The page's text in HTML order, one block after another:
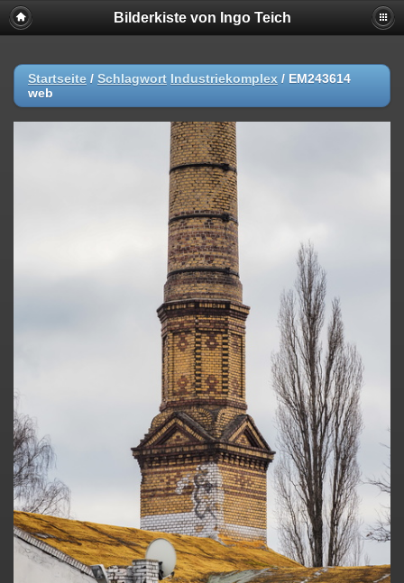
Bilderkiste von Ingo Teich
Startseite / Schlagwort Industriekomplex / EM243614
web